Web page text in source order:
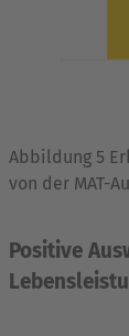
Abbildung 5
von der MAT-
Positive